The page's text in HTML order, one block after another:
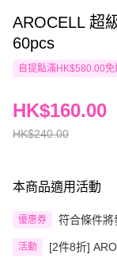
AROCELL 超
60pcs
自提點滿HK$580.00免
HK$240.00
HK$160.00
本商品適用活動
優惠券 符合條件
活動 [2件8折]